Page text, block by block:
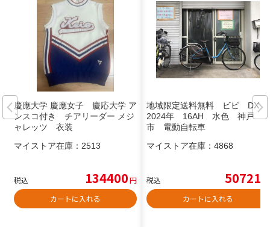
慶應大学 慶應女子 慶応大学 ア
ンスコ付き チアリーダー メジ
ャレッツ 衣装
マイストア在庫： 2513
税込 134400円
カートに入れる
地域限定送料無料 ビビ DX
2024年 16AH 水色 神戸
市 電動自転車
マイストア在庫： 4868
税込 50721
カートに入れる